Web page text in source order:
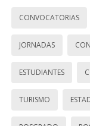
CONVOCATORIAS
JORNADAS
ESTUDIANTES
TURISMO